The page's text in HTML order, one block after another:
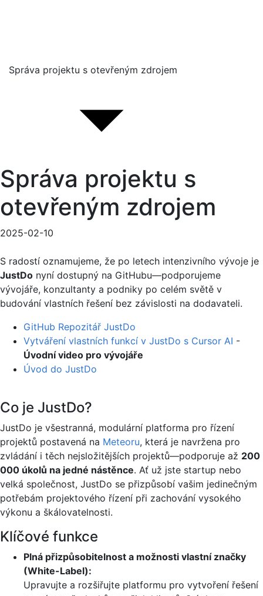
Správa projektu s otevřeným zdrojem
Správa projektu s
otevřeným zdrojem
2025-02-10
S radostí oznamujeme, že po letech intenzivního vývoje je
JustDo nyní dostupný na GitHubu—podporujeme
vývojáře, konzultanty a podniky po celém světě v
budování vlastních řešení bez závislosti na dodavateli.
GitHub Repozitář JustDo
Vytváření vlastních funkcí v JustDo s Cursor AI -
Úvodní video pro vývojáře
Úvod do JustDo
Co je JustDo?
JustDo je všestranná, modulární platforma pro řízení
projektů postavená na Meteoru, která je navržena pro
zvládání i těch nejsložitějších projektů—podporuje až 200
000 úkolů na jedné nástěnce. Ať už jste startup nebo
velká společnost, JustDo se přizpůsobí vašim jedinečným
potřebám projektového řízení při zachování vysokého
výkonu a škálovatelnosti.
Klíčové funkce
Plná přizpůsobitelnost a možnosti vlastní značky
(White-Label):
Upravujte a rozšiřujte platformu pro vytvoření řešení